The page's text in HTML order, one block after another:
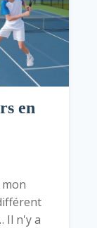
en
mon
Il n'y a